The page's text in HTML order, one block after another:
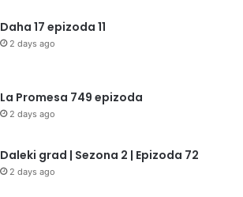
Daha 17 epizoda 11
2 days ago
La Promesa 749 epizoda
2 days ago
Daleki grad | Sezona 2 | Epizoda 72
2 days ago